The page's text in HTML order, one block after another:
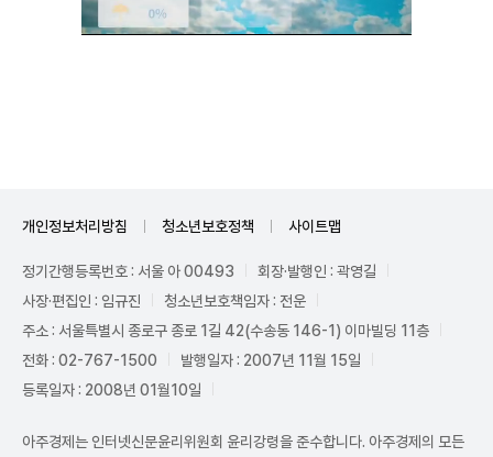
개인정보처리방침 청소년보호정책 사이트맵
정기간행등록번호 : 서울 아 00493
회장·발행인 : 곽영길
사장·편집인 : 임규진
청소년보호책임자 : 전운
주소 : 서울특별시 종로구 종로 1길 42(수송동 146-1) 이마빌딩 11층
전화 : 02-767-1500
발행일자 : 2007년 11월 15일
등록일자 : 2008년 01월10일
아주경제는 인터넷신문윤리위원회 윤리강령을 준수합니다. 아주경제의 모든